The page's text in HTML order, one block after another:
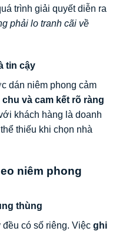
trình giải quyết diễn ra
phải lo tranh cãi về
tin cậy
dán niêm phong cảm
và cam kết rõ ràng
khách hàng là doanh
thiếu khi chọn nhà
niêm phong
thùng
đều có số riêng. Việc ghi